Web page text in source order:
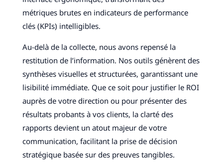
métriques brutes en indicateurs de performance
clés (KPIs) intelligibles.
Au-delà de la collecte, nous avons repensé la
restitution de l’information. Nos outils génèrent des
synthèses visuelles et structurées, garantissant une
lisibilité immédiate. Que ce soit pour justifier le ROI
auprès de votre direction ou pour présenter des
résultats probants à vos clients, la clarté des
rapports devient un atout majeur de votre
communication, facilitant la prise de décision
stratégique basée sur des preuves tangibles.